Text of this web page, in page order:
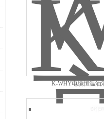
K-WHY电缆恒温油